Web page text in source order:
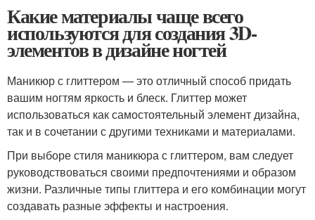
Какие материалы чаще всего
используются для создания 3D-
элементов в дизайне ногтей
Маникюр с глиттером — это отличный способ придать
вашим ногтям яркость и блеск. Глиттер может
использоваться как самостоятельный элемент дизайна,
так и в сочетании с другими техниками и материалами.
При выборе стиля маникюра с глиттером, вам следует
руководствоваться своими предпочтениями и образом
жизни. Различные типы глиттера и его комбинации могут
создавать разные эффекты и настроения.